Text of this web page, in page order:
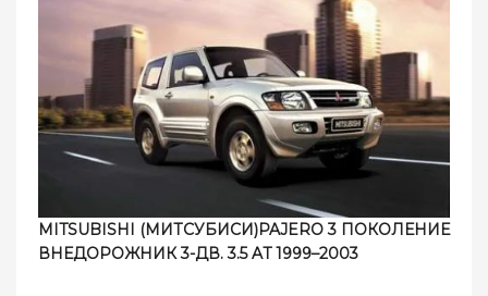
MITSUBISHI (МИТСУБИСИ)PAJERO 3 ПОКОЛЕНИЕ
ВНЕДОРОЖНИК 3-ДВ. 3.5 AT 1999–2003